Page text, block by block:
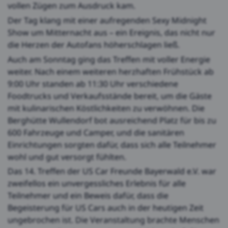
vollen Zügen zum Ausdruck kam.
Der Tag klang mit einer aufregenden Sexy Midnight
Show um Mitternacht aus – ein Ereignis, das nicht nur
die Herzen der Autofans höherschlagen ließ.
Auch am Sonntag ging das Treffen mit voller Energie
weiter. Nach einem weiteren herzhaften Frühstück ab
9:00 Uhr standen ab 11:30 Uhr verschiedene
Foodtrucks und Verkaufsstände bereit, um die Gäste
mit kulinarischen Köstlichkeiten zu verwöhnen. Die
Berghütte Wullendorf bot ausreichend Platz für bis zu
600 Fahrzeuge und Camper, und die sanitären
Einrichtungen sorgten dafür, dass sich alle Teilnehmer
wohl und gut versorgt fühlten.
Das 14. Treffen der US Car Freunde Bayerwald e.V. war
zweifellos ein unvergessliches Erlebnis für alle
Teilnehmer und ein Beweis dafür, dass die
Begeisterung für US Cars auch in der heutigen Zeit
ungebrochen ist. Die Veranstaltung brachte Menschen